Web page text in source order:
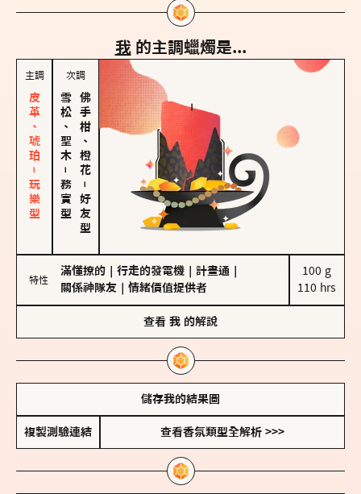
我 的主調蠟燭是...
主調
皮革、琥珀－玩樂型
次調
雪松、聖木
－
務實型
佛手柑、橙花
－
好友型
特性
滿懂撩的 行走的發電機 計畫通
關係神隊友
情緒價值提供者
100 g
110 hrs
查看 我 的解說
儲存我的結果圖
複製測驗連結 查看香氛類型全解析 >>>